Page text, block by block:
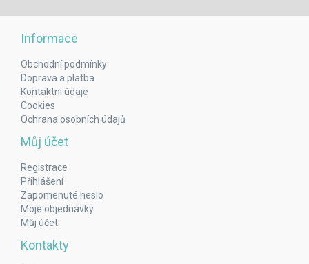
Informace
Obchodní podmínky
Doprava a platba
Kontaktní údaje
Cookies
Ochrana osobních údajů
Můj účet
Registrace
Přihlášení
Zapomenuté heslo
Moje objednávky
Můj účet
Kontakty